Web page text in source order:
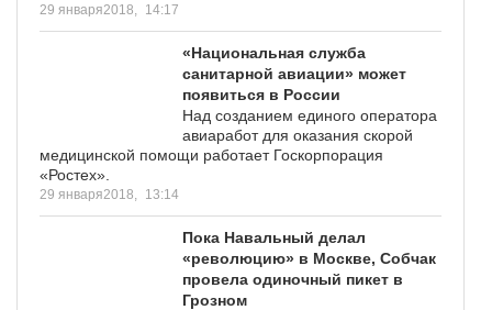
29 января2018, 14:17
«Национальная служба
санитарной авиации» может
появиться в России
Над созданием единого оператора
авиаработ для оказания скорой
медицинской помощи работает Госкорпорация
«Ростех».
29 января2018, 13:14
Пока Навальный делал
«революцию» в Москве, Собчак
провела одиночный пикет в
Грозном